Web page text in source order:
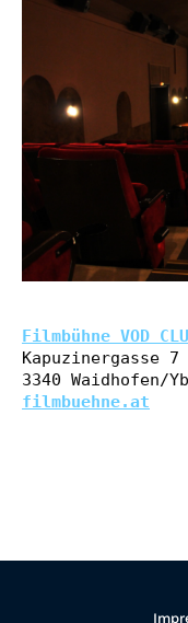
Filmbühne VOD
Kapuzinergasse 7
filmbuehne.at